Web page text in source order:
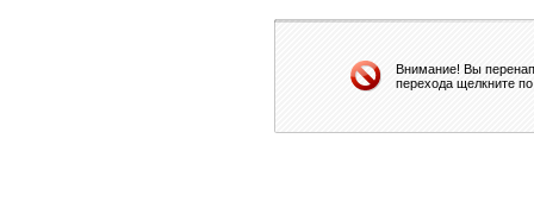
Внимание! Вы
перехода щелкните